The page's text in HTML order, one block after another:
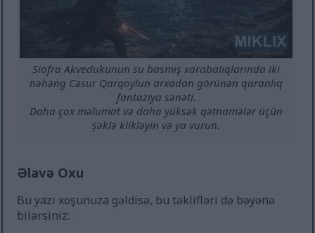
Siofra Akvedukunun su basmış xarabalıqlarında iki
nəhəng Cəsur Qarqoylun arxadan görünən qaranlıq
fantaziya sənəti.
Daha çox məlumat və daha yüksək qətnamələr üçün
şəklə klikləyin və ya vurun.
Əlavə Oxu
Bu yazı xoşunuza gəldisə, bu təklifləri də bəyənə
bilərsiniz: